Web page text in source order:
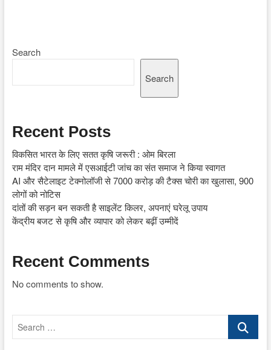
Search
Search
Recent Posts
विकसित भारत के लिए सतत कृषि जरूरी : ओम बिरला
राम मंदिर दान मामले में एसआईटी जांच का संत समाज ने किया स्वागत
AI और सैटेलाइट टेक्नोलॉजी से 7000 करोड़ की टैक्स चोरी का खुलासा, 900
लोगों को नोटिस
दांतों की सड़न बन सकती है साइलेंट किलर, अपनाएं घरेलू उपाय
केंद्रीय बजट से कृषि और व्यापार को लेकर बढ़ीं उम्मीदें
Recent Comments
No comments to show.
Search